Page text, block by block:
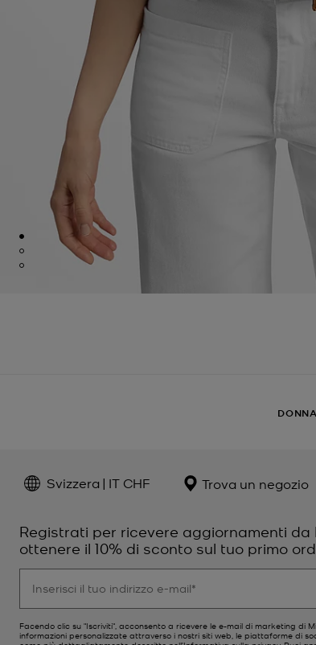
DONNA
Svizzera | IT CHF Trova un negozio
Registrati per ricevere aggiornamenti da
ottenere il 10% di sconto sul tuo primo
Facendo clic su "Iscriviti", acconsento a ricevere le e-mail di marketing di
informazioni personalizzate attraverso i nostri siti web, le piattaforme di